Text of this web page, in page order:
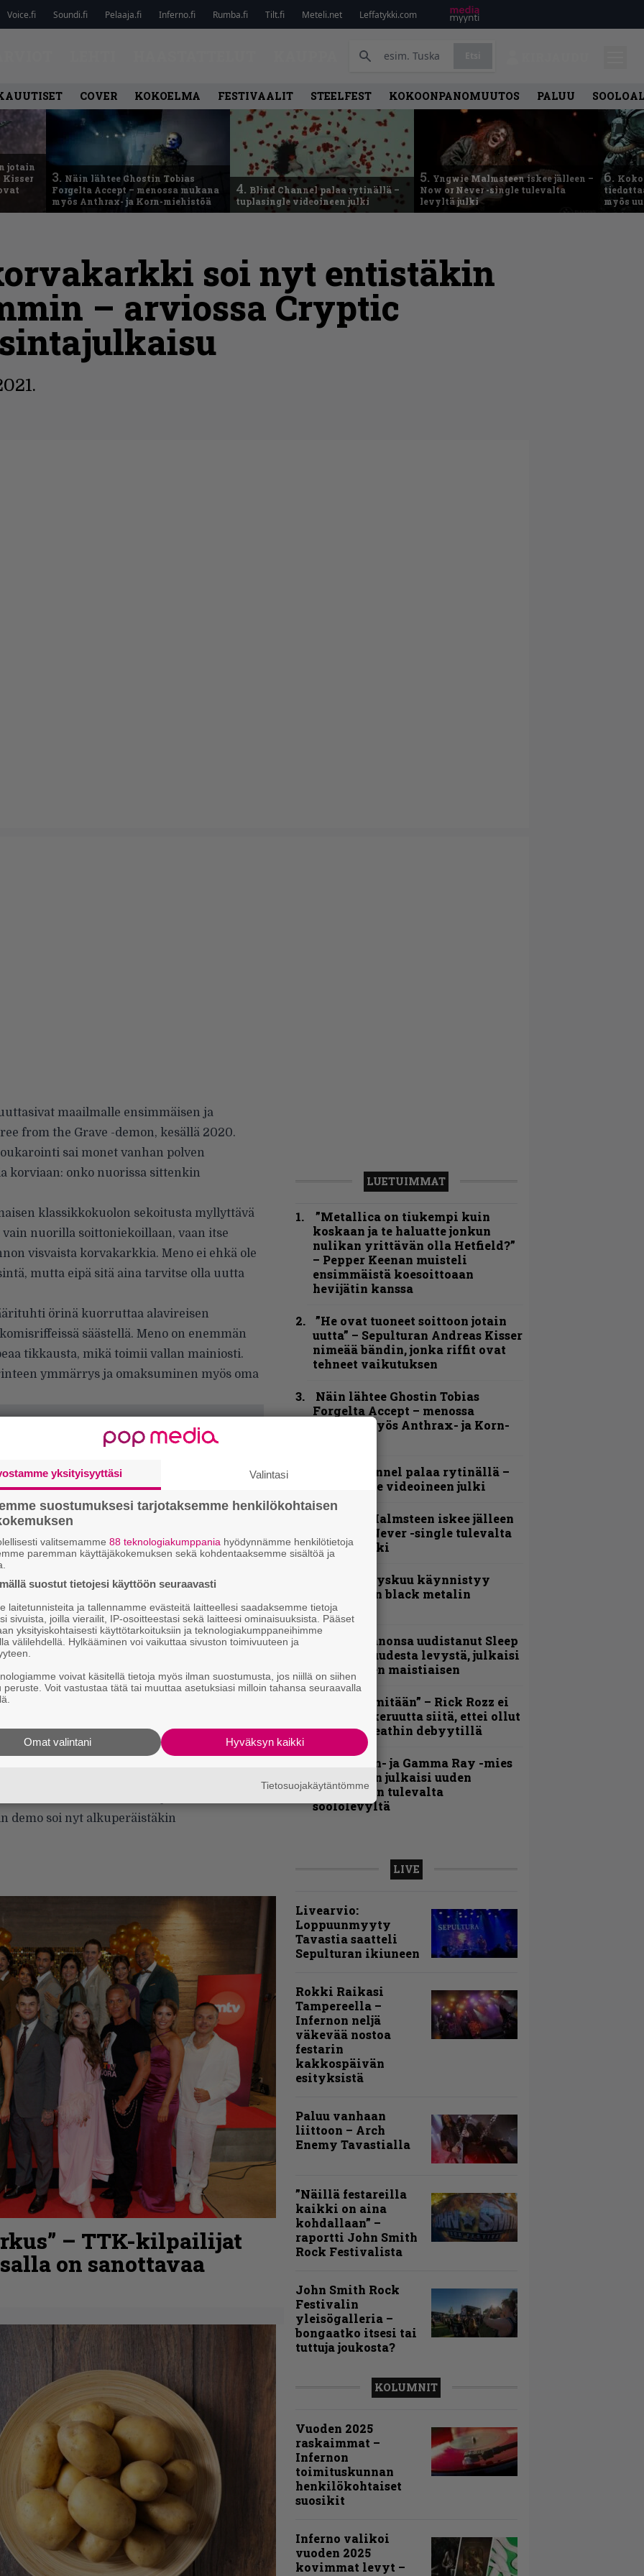
Voice.fi Soundi.fi Pelaaja.fi Inferno.fi Rumba.fi Tilt.fi Meteli.net Leffatykki.com
COVER KOKOELMA FESTIVAALIT STEELFEST KOKOONPANOMUUTOS PALUU
jotain
Kisser
3. Näin lähtee Ghostin Tobias
Forgelta Accept – menossa mukana
myös Anthrax- ja Korn-miehistöä
4. Blind Channel palaa rytinällä –
tuplasingle videoineen julki
5. Yngwie Malmsteen iskee jälleen –
Now or Never -single tulevalta
levyltä julki
6.
myös
soi nyt entistäkin
– arviossa Cryptic
maailmalle ensimmäisen ja
from the Grave -demon, kesällä 2020.
sai monet vanhan polven
korviaan: onko nuorissa sittenkin
klassikkokuolon sekoitusta myllyttävä
nuorilla soittoniekoillaan, vaan itse
visvaista korvakarkkia. Meno ei ehkä ole
mutta eipä sitä aina tarvitse olla uutta
örinä kuorruttaa alavireisen
säästellä. Meno on enemmän
tikkausta, mikä toimii vallan mainiosti.
ymmärrys ja omaksuminen myös oma
Grave on The Other Recordsin ansiokas
cd-muodossa. Suuri muutos
soundimaailman katoaminen
on tukevoitettu ja kirkastettu
demo soi nyt alkuperäistäkin
– TTK-kilpailijat
on sanottavaa
LUETUIMMAT
”Metallica on tiukempi kuin
koskaan ja te haluatte jonkun
nulikan yrittävän olla Hetfield?”
– Pepper Keenan muisteli
ensimmäistä koesoittoaan
hevijätin kanssa
”He ovat tuoneet soittoon jotain
uutta” – Sepulturan Andreas Kisser
nimeää bändin, jonka riffit ovat
tehneet vaikutuksen
Näin lähtee Ghostin Tobias
Forgelta Accept – menossa
mukana myös Anthrax- ja Korn-
Blind Channel palaa rytinällä –
tuplasingle videoineen julki
Yngwie Malmsteen iskee jälleen
– Now or Never -single tulevalta
levyltä julki
Espoon syyskuu käynnistyy
kotimaisen black metalin
merkeissä
Kokoonpanonsa uudistanut Sleep
tiedottaa uudesta levystä, julkaisi
myös uuden maistiaisen
”En kadu mitään” – Rick Rozz ei
tunne katkeruutta siitä, ettei ollut
mukana Deathin debyytillä
Helloween- ja Gamma Ray -mies
Kai Hansen julkaisi uuden
maistiaisen tulevalta
soololevyltä
LIVE
Livearvio:
Loppuunmyyty
Tavastia saatteli
Sepulturan ikiuneen
Rokki Raikasi
Tampereella –
Infernon neljä
väkevää nostoa
festarin
kakkospäivän
esityksistä
Paluu vanhaan
liittoon – Arch
Enemy Tavastialla
”Näillä festareilla
kaikki on aina
kohdallaan” –
raportti John Smith
Rock Festivalista
John Smith Rock
Festivalin
yleisögalleria –
bongaatko itsesi tai
tuttuja joukosta?
KOLUMNIT
Vuoden 2025
raskaimmat –
Infernon
toimituskunnan
henkilökohtaiset
suosikit
Inferno valikoi
vuoden 2025
kovimmat levyt –
yksityisyyttäsi Valintasi
suostumuksesi tarjotaksemme henkilökohtaisen
valitsemamme 88 teknologiakumppania hyödynnämme henkilötietoja
paremman käyttäjäkokemuksen sekä kohdentaaksemme sisältöä ja
suostut tietojesi käyttöön seuraavasti
laitetunnisteita ja tallennamme evästeitä laitteellesi saadaksemme tietoja
sivuista, joilla vierailit, IP-osoitteestasi sekä laitteesi ominaisuuksista. Pääset
yksityiskohtaisesti käyttötarkoituksiin ja teknologiakumppaneihimme
välilehdellä. Hylkääminen voi vaikuttaa sivuston toimivuuteen ja
voivat käsitellä tietoja myös ilman suostumusta, jos niillä on siihen
peruste. Voit vastustaa tätä tai muuttaa asetuksiasi milloin tahansa seuraavalla
Hyväksyn kaikki
Omat valintani
Tietosuojakäytäntömme